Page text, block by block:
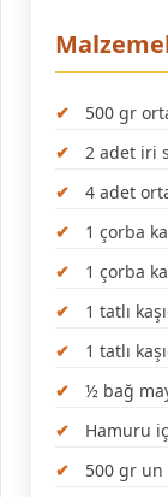
500 gr
2 adet iri
4 adet
1 çorba
1 çorba
1 tatlı
1 tatlı
½ bağ
Hamuru
500 gr un